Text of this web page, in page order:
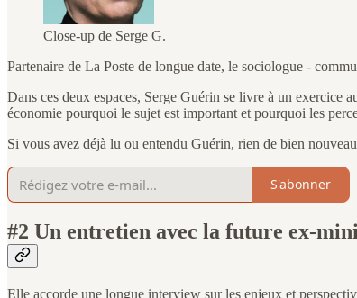
Close-up de Serge G.
Partenaire de La Poste de longue date, le sociologue -
Dans ces deux espaces, Serge Guérin se livre à un
économie pourquoi le sujet est important et pourquoi les
Si vous avez déjà lu ou entendu Guérin, rien de bien
S'abonner
#2 Un entretien avec la future ex-
Elle accorde une longue interview sur les enjeux et